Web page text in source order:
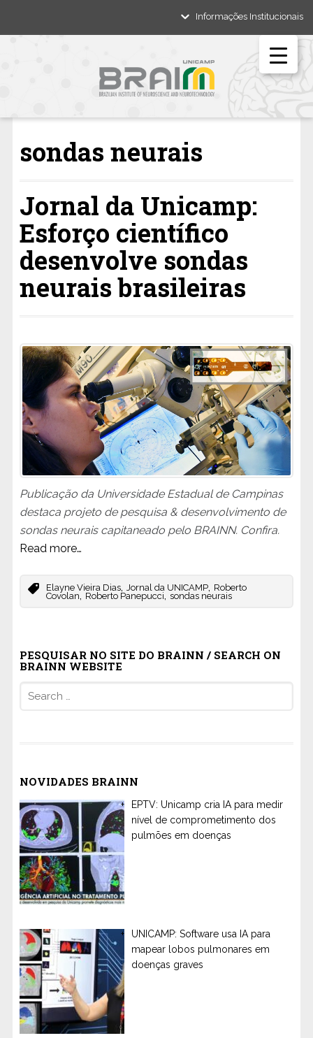
Informações Institucionais
sondas neurais
Jornal da Unicamp:
Esforço científico
desenvolve sondas
neurais brasileiras
Publicação da Universidade Estadual de Campinas
destaca projeto de pesquisa & desenvolvimento de
sondas neurais capitaneado pelo BRAINN. Confira.
Read more…
Elayne Vieira Dias, Jornal da UNICAMP, Roberto
Covolan, Roberto Panepucci, sondas neurais
PESQUISAR NO SITE DO BRAINN / SEARCH ON
BRAINN WEBSITE
for:
NOVIDADES BRAINN
EPTV: Unicamp cria IA para medir
nível de comprometimento dos
pulmões em doenças
UNICAMP: Software usa IA para
mapear lobos pulmonares em
doenças graves